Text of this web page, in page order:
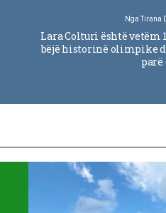
NgaTirana
Lara Colturi është vetëm
bëjë historinë olimpike
parë